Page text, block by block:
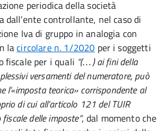
periodica della società
dall’ente controllante, nel caso di
Ivadi gruppo in analogia con
lacircolare n. 1/2020 per i soggetti
fiscale per i quali “(…) ai fini della
versamenti del numeratore, può
l’«imposta teorica» corrispondente al
di cui all’articolo 121 del TUIR
delle imposte”, dal momento che